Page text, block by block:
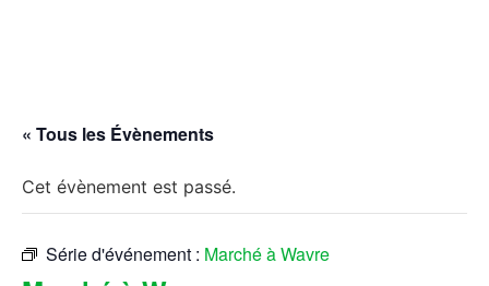
« Tous les Évènements
Cet évènement est passé.
Série d'événement : Marché à Wavre